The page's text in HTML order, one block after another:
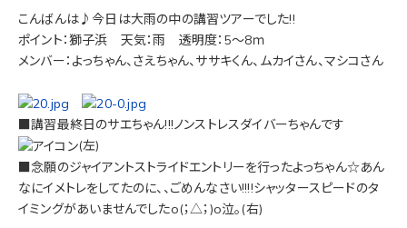
こんばんは♪今日は大雨の中の講習ツアーでした!!
ポイント：獅子浜 天気：雨 透明度：5～8ｍ
メンバー：よっちゃん、さえちゃん、ササキくん、ムカイさん、マシコさん
■講習最終日のサエちゃん!!!ノンストレスダイバーちゃんです
(左)
■念願のジャイアントストライドエントリーを行ったよっちゃん☆あん
なにイメトレをしてたのに、、ごめんなさい!!!!シャッタースピードのタ
イミングがあいませんでしたo(；△；)o泣。(右)